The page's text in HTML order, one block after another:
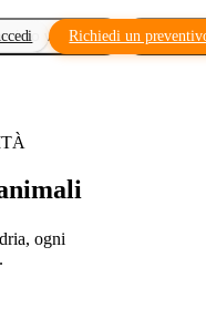
virtualeRichiedi un
ogni